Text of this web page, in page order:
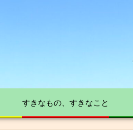
すきなもの、すきなこと